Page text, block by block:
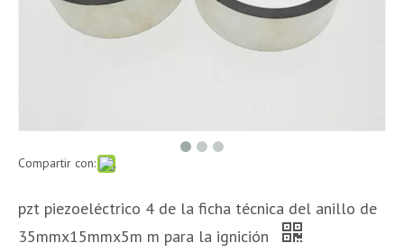
Compartir con:
pzt piezoeléctrico 4 de la ficha técnica del anillo de
35mmx15mmx5m m para la ignición